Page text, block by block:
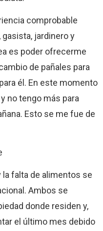
comprobable
gasista, jardinero y
es poder ofrecerme
de pañales para
él. En este momento
no tengo más para
Esto se me fue de
la falta de alimentos se
Ambos se
donde residen y,
el último mes debido